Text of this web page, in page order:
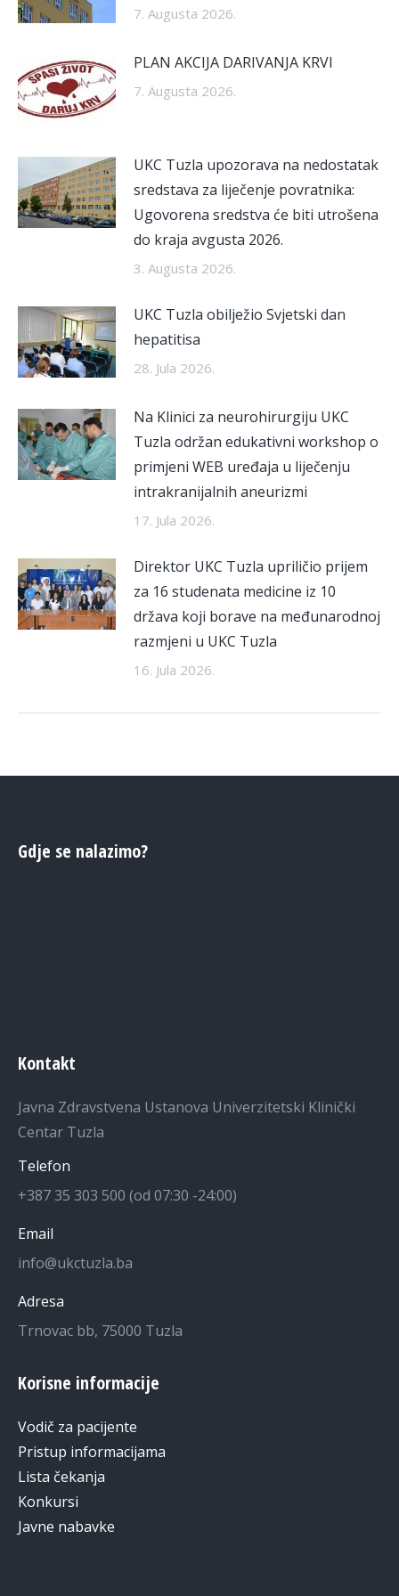
7. Augusta 2026.
PLAN AKCIJA DARIVANJA KRVI
7. Augusta 2026.
UKC Tuzla upozorava na nedostatak
sredstava za liječenje povratnika:
Ugovorena sredstva će biti utrošena
do kraja avgusta 2026.
3. Augusta 2026.
UKC Tuzla obilježio Svjetski dan
hepatitisa
28. Jula 2026.
Na Klinici za neurohirurgiju UKC
Tuzla održan edukativni workshop o
primjeni WEB uređaja u liječenju
intrakranijalnih aneurizmi
17. Jula 2026.
Direktor UKC Tuzla upriličio prijem
za 16 studenata medicine iz 10
država koji borave na međunarodnoj
razmjeni u UKC Tuzla
16. Jula 2026.
Gdje se nalazimo?
Kontakt
Javna Zdravstvena Ustanova Univerzitetski Klinički
Centar Tuzla
Telefon
+387 35 303 500 (od 07:30 -24:00)
Email
info@ukctuzla.ba
Adresa
Trnovac bb, 75000 Tuzla
Korisne informacije
Vodič za pacijente
Pristup informacijama
Lista čekanja
Konkursi
Javne nabavke